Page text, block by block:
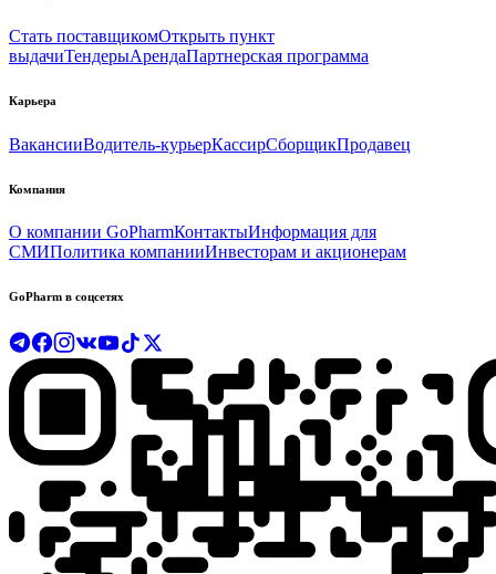
Стать поставщикомОткрыть пункт
выдачиТендерыАрендаПартнерская программа
Карьера
ВакансииВодитель-курьерКассирСборщикПродавец
Компания
О компании GoPharmКонтактыИнформация для
СМИПолитика компанииИнвесторам и акционерам
GoPharm в соцсетях